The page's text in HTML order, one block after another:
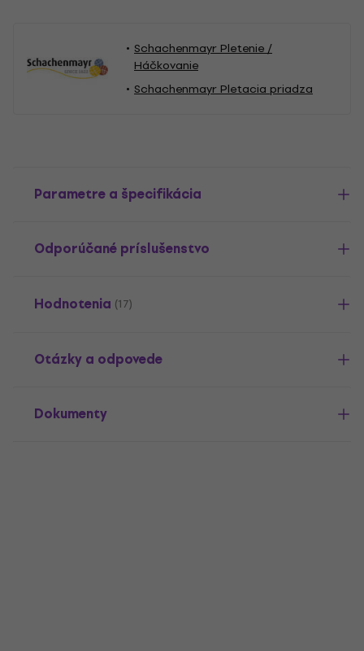
Schachenmayr Pletenie /
Háčkovanie
Schachenmayr Pletacia priadza
Parametre a špecifikácia
Odporúčané príslušenstvo
Hodnotenia (17)
Otázky a odpovede
Dokumenty